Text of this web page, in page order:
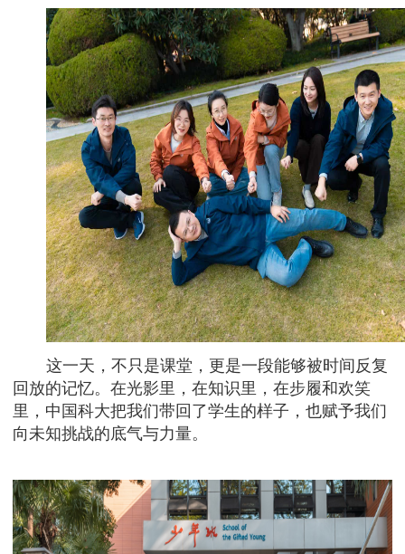
这一天，不只是课堂，更是一段能够被时间反复
回放的记忆。在光影里，在知识里，在步履和欢笑
里，中国科大把我们带回了学生的样子，也赋予我们
向未知挑战的底气与力量。